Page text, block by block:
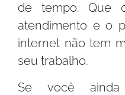
de tempo. Que
atendimento e o
internet não tem
seu trabalho.
Se você